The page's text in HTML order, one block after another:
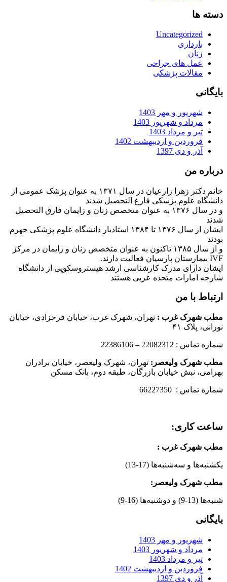
دسته ها
Uncategorized
بارداری
زنان
عمل های جراحی
مقالات پزشکی
بایگانی
شهریور و مهر 1403
مرداد و شهریور 1403
تیر و مرداد 1403
فروردین و اردیبهشت 1402
آذر و دی 1397
درباره من
خانم دکتر زهرا زارعیان در سال ۱۳۷۱ به عنوان پزشک عمومی از
دانشگاه علوم پزشکی فارغ التحصیل شدند
و در سال ۱۳۷۶ به عنوان متخصص زنان و زایمان فارق التحصیل
شدند
ایشان از سال ۱۳۷۶ تا ۱۳۸۴ استادیار دانشگاه علوم پزشکی جهرم
بودند
و از سال ۱۳۸۵ تاکنون به عنوان متخصص زنان و زایمان در مرکز
IVF بیمارستان پارسیان فعالیت دارند.
ایشان دارای مدرک کارشناسی ارشد هیستروسکوپی از دانشگاه
شارجه امارات متحده عربی هستند
ارتباط با من
مطب شهرک غرب : تهران، شهرک غرب، خیابان فرحزادی، خیابان
نورانی، پلاک ۴۱
شماره تماس : 22082312 – 22386106
مطب شهرک ولیعصر: تهران، شهرک ولیعصر، خیابان برادران
بهرامی، نبش خیابان بازرگان، طبقه دوم، بانک مسکن
شماره تماس : 66227350
ساعت کاری:
مطب شهرک غرب :
یکشنبه‌ها و سه‌شنبه‌ها (17-13)
مطب شهرک ولیعصر:
شنبه‌ها (13-9) و دوشنبه‌ها (16-9)
بایگانی
شهریور و مهر 1403
مرداد و شهریور 1403
تیر و مرداد 1403
فروردین و اردیبهشت 1402
آذر و دی 1397